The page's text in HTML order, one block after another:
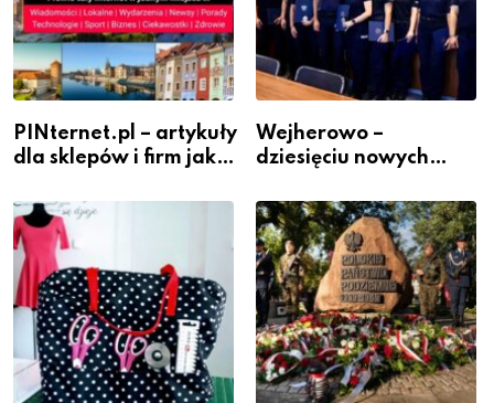
PINternet.pl – artykuły
dla sklepów i firm jako
widoczność
Wejherowo –
dziesięciu nowych
szeregach Komendy
Powiatowej